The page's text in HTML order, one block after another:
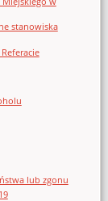
stanowiska
lub zgonu